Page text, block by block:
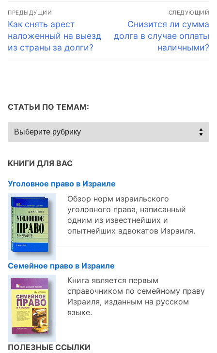
Навигация
по
записям
ПРЕДЫДУЩИЙ
Предыдущая
запись:
Как снять арест
наложенный на выезд
из страны за долги?
СЛЕДУЮЩИЙ
Следующая
запись:
Снизится ли сумма
долга в случае оплаты
наличными?
СТАТЬИ ПО ТЕМАМ:
Статьи
по
КНИГИ ДЛЯ ВАС
Уголовное право в Израиле
Обзор норм израильского
уголовного права, написанный
одним из известнейших и
опытнейших адвокатов Израиля.
Семейное право в Израиле
Книга является первым
справочником по семейному праву
Израиля, изданным на русском
языке.
ПОЛЕЗНЫЕ ССЫЛКИ